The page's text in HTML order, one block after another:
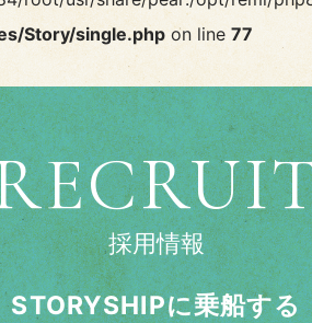
Story/single.php on line 77
採用情報
STORYSHIPに乗船する